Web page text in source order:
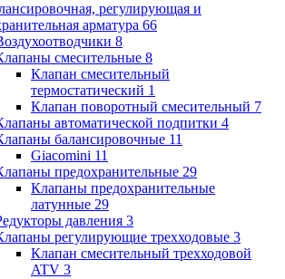
регулирующая и
арматура 66
8
cмесительные 8
Клапан cмесительный
термостатический 1
Клапан поворотный cмесительный 7
автоматической подпитки 4
балансировочные 11
Giacomini 11
предохранительные 29
Клапаны предохранительные
латунные 29
давления 3
регулирующие трехходовые 3
Клапан смесительный трехходовой
ATV 3